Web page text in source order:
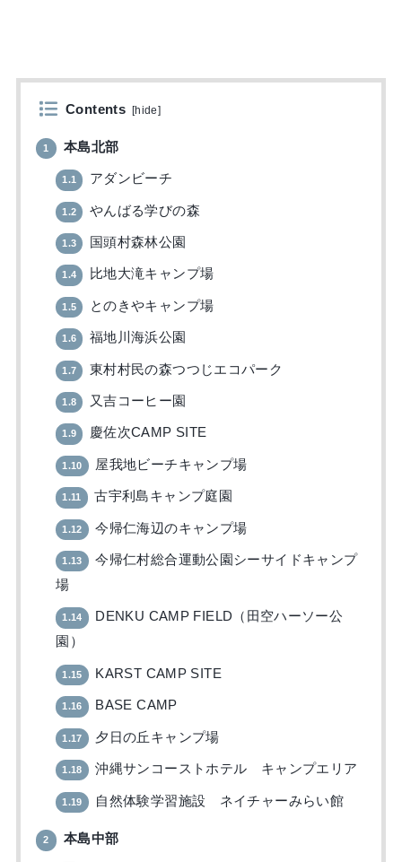
Contents [hide]
1 本島北部
1.1 アダンビーチ
1.2 やんばる学びの森
1.3 国頭村森林公園
1.4 比地大滝キャンプ場
1.5 とのきやキャンプ場
1.6 福地川海浜公園
1.7 東村村民の森つつじエコパーク
1.8 又吉コーヒー園
1.9 慶佐次CAMP SITE
1.10 屋我地ビーチキャンプ場
1.11 古宇利島キャンプ庭園
1.12 今帰仁海辺のキャンプ場
1.13
今帰仁村総合運動公園シーサイドキャンプ
場
1.14
DENKU CAMP FIELD（田空ハーソー公
園）
1.15 KARST CAMP SITE
1.16 BASE CAMP
1.17 夕日の丘キャンプ場
1.18 沖縄サンコーストホテル キャンプエリア
1.19 自然体験学習施設 ネイチャーみらい館
2 本島中部